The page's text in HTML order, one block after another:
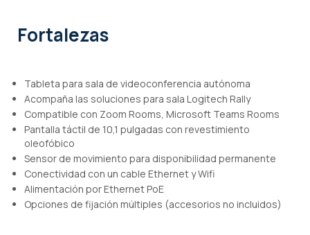
Fortalezas
Tableta para sala de videoconferencia autónoma
Acompaña las soluciones para sala Logitech Rally
Compatible con Zoom Rooms, Microsoft Teams Rooms
Pantalla táctil de 10,1 pulgadas con revestimiento
oleofóbico
Sensor de movimiento para disponibilidad permanente
Conectividad con un cable Ethernet y Wifi
Alimentación por Ethernet PoE
Opciones de fijación múltiples (accesorios no incluidos)